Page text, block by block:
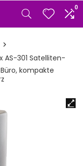
0
AS-301 Satelliten-
kompakte